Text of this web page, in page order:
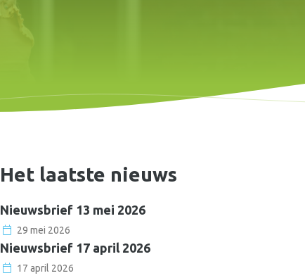
Het laatste nieuws
Nieuwsbrief 13 mei 2026
29 mei 2026
Nieuwsbrief 17 april 2026
17 april 2026